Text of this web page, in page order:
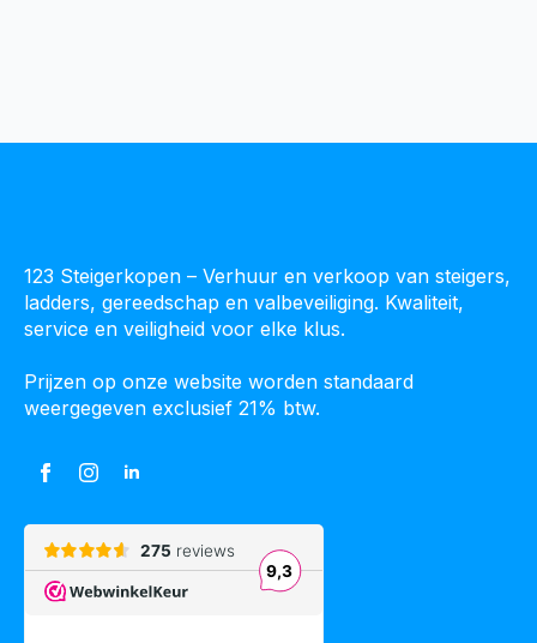
123 Steigerkopen – Verhuur en verkoop van steigers,
ladders, gereedschap en valbeveiliging. Kwaliteit,
service en veiligheid voor elke klus.
Prijzen op onze website worden standaard
weergegeven exclusief 21% btw.